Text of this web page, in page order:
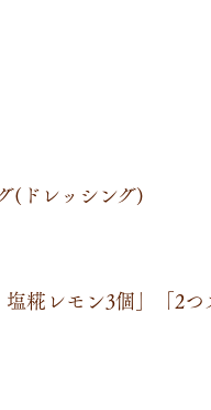
(ドレッシング)
糀レモン3個」「2